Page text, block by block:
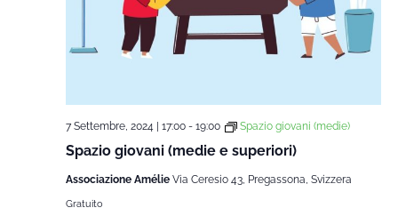
Spazio giovani (medie e superiori)
7 Settembre, 2024 | 17:00- 19:00 Spazio giovani (medie)
Associazione Amélie Via Ceresio 43, Pregassona, Svizzera
Gratuito